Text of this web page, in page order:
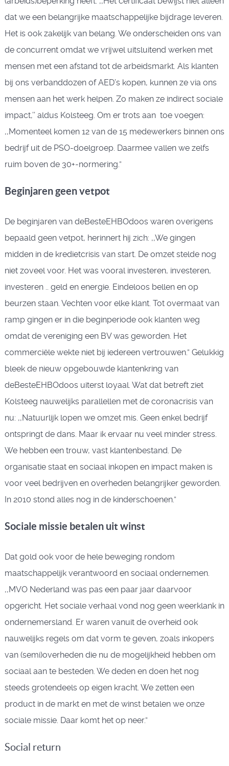
dat we een belangrijke maatschappelijke bijdrage leveren.
Het is ook zakelijk van belang. We onderscheiden ons van
de concurrent omdat we vrijwel uitsluitend werken met
mensen met een afstand tot de arbeidsmarkt. Als klanten
bij ons verbanddozen of AED’s kopen, kunnen ze via ons
mensen aan het werk helpen. Zo maken ze indirect sociale
impact,’’ aldus Kolsteeg. Om er trots aan toe voegen:
,,Momenteel komen 12 van de 15 medewerkers binnen ons
bedrijf uit de PSO-doelgroep. Daarmee vallen we zelfs
ruim boven de 30+-normering.”
Beginjaren geen vetpot
De beginjaren van deBesteEHBOdoos waren overigens
bepaald geen vetpot, herinnert hij zich: ,,We gingen
midden in de kredietcrisis van start. De omzet stelde nog
niet zoveel voor. Het was vooral investeren, investeren,
investeren .. geld en energie. Eindeloos bellen en op
beurzen staan. Vechten voor elke klant. Tot overmaat van
ramp gingen er in die beginperiode ook klanten weg
omdat de vereniging een BV was geworden. Het
commerciële wekte niet bij iedereen vertrouwen.” Gelukkig
bleek de nieuw opgebouwde klantenkring van
deBesteEHBOdoos uiterst loyaal. Wat dat betreft ziet
Kolsteeg nauwelijks parallellen met de coronacrisis van
nu: ,,Natuurlijk lopen we omzet mis. Geen enkel bedrijf
ontspringt de dans. Maar ik ervaar nu veel minder stress.
We hebben een trouw, vast klantenbestand. De
organisatie staat en sociaal inkopen en impact maken is
voor veel bedrijven en overheden belangrijker geworden.
In 2010 stond alles nog in de kinderschoenen.”
Sociale missie betalen uit winst
Dat gold ook voor de hele beweging rondom
maatschappelijk verantwoord en sociaal ondernemen.
,,MVO Nederland was pas een paar jaar daarvoor
opgericht. Het sociale verhaal vond nog geen weerklank in
ondernemersland. Er waren vanuit de overheid ook
nauwelijks regels om dat vorm te geven, zoals inkopers
van (semi)overheden die nu de mogelijkheid hebben om
sociaal aan te besteden. We deden en doen het nog
steeds grotendeels op eigen kracht. We zetten een
product in de markt en met de winst betalen we onze
sociale missie. Daar komt het op neer.”
Social return